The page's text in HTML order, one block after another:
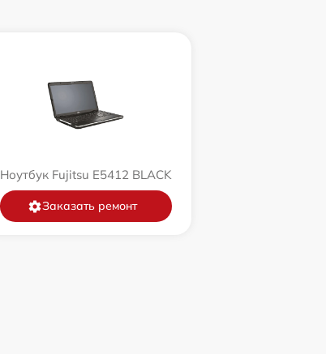
Ноутбук Fujitsu E5412 BLACK
Заказать ремонт